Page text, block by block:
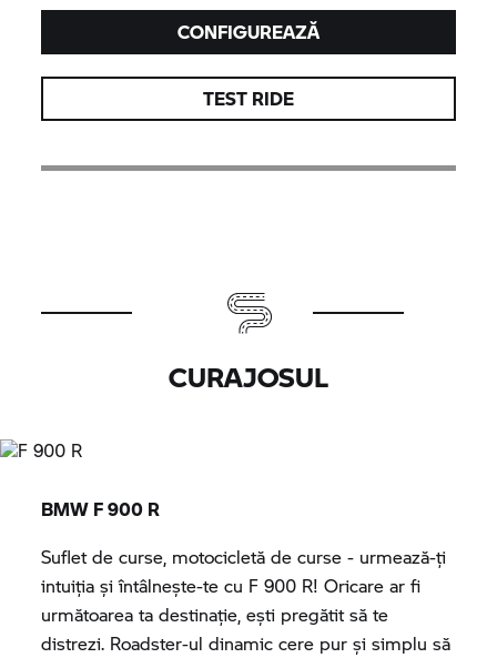
CONFIGUREAZĂ
TEST RIDE
CURAJOSUL
BMW F 900 R
Suflet de curse, motocicletă de curse - urmează-ți
intuiția și întâlneşte-te cu F 900 R! Oricare ar fi
următoarea ta destinație, ești pregătit să te
distrezi. Roadster-ul dinamic cere pur și simplu să